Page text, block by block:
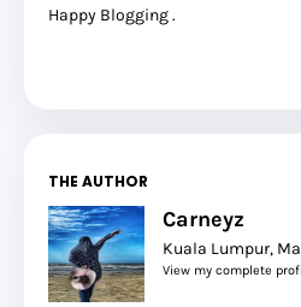
Happy Blogging .
THE AUTHOR
Carneyz
Kuala Lumpur,
View my complete